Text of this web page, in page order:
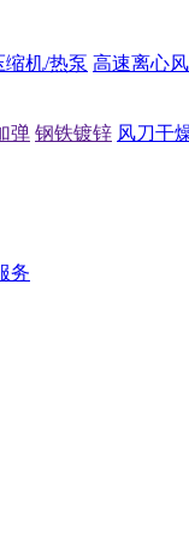
缩机/热泵 高速离心
弹 钢铁镀锌 风刀干
务